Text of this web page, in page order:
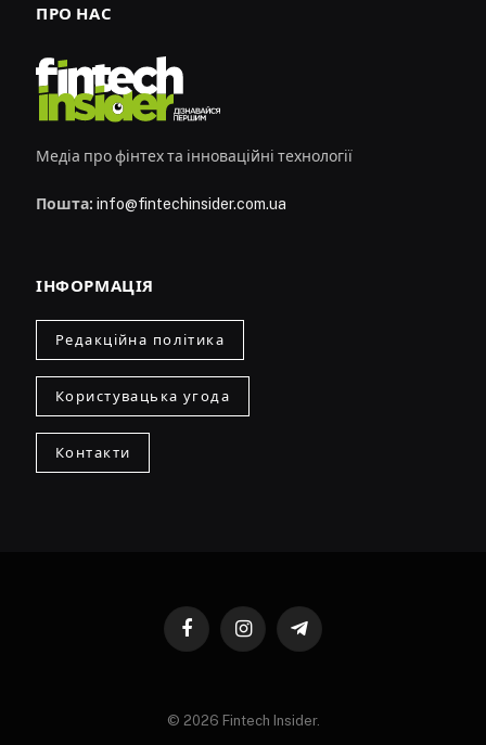
ПРО НАС
Медіа про фінтех та інноваційні технології
Пошта: info@fintechinsider.com.ua
ІНФОРМАЦІЯ
Редакційна політика
Користувацька угода
Контакти
FacebookInstagramTelegram
© 2026 Fintech Insider.